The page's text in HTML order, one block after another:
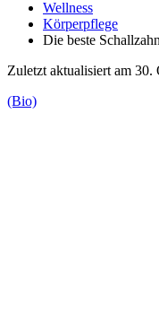
Wellness
Körperpflege
Die beste
Zuletzt aktualisiert am 30.
(Bio)